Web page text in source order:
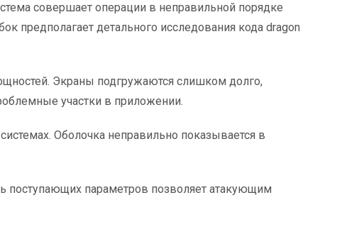
совершает операции в неправильной порядке
детального исследования кода dragon
Экраны подгружаются слишком долго,
участки в приложении.
Оболочка неправильно показывается в
поступающих параметров позволяет атакующим